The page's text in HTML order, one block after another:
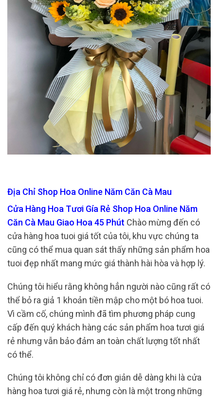
Địa Chỉ Shop Hoa Online Năm Căn Cà Mau
Cửa Hàng Hoa Tươi Gía Rẻ Shop Hoa Online Năm
Căn Cà Mau Giao Hoa 45 Phút Chào mừng đến có
cửa hàng hoa tuoi giá tốt của tôi, khu vực chúng ta
cũng có thể mua quan sát thấy những sản phẩm hoa
tuoi đẹp nhất mang mức giá thành hài hòa và hợp lý.
Chúng tôi hiểu rằng không hẳn người nào cũng rất có
thể bỏ ra giả 1 khoản tiền mập cho một bó hoa tuoi.
Vì cầm cố, chúng mình đã tìm phương pháp cung
cấp đến quý khách hàng các sản phẩm hoa tươi giá
rẻ nhưng vẫn bảo đảm an toàn chất lượng tốt nhất
có thể.
Chúng tôi không chỉ có đơn giản dễ dàng khi là cửa
hàng hoa tươi giá rẻ, nhưng còn là một trong những